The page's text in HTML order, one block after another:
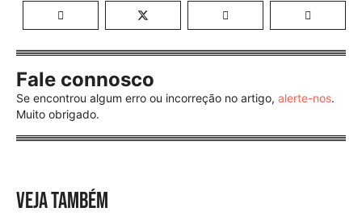
Fale connosco
Se encontrou algum erro ou incorreção no artigo, alerte-nos.
Muito obrigado.
VEJA TAMBÉM